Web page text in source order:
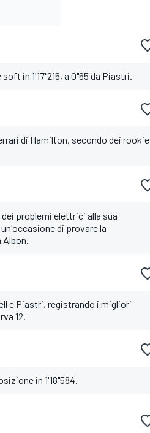
in 1'17"216, a 0"65 da Piastri.
di Hamilton, secondo dei rookie
problemi elettrici alla sua
di provare la
e Piastri, registrando i migliori
12.
in 1'18"584.